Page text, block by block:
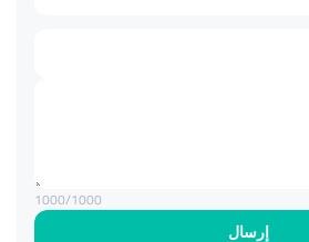
إرسال
1000/1000